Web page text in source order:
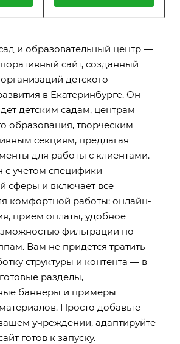
и образовательный центр —
сайт, созданный
детского
в Екатеринбурге. Он
детским садам, центрам
образования, творческим
секциям, предлагая
для работы с клиентами.
с учетом специфики
сферы и включает все
комфортной работы: онлайн-
прием оплаты, удобное
фильтрации по
Вам не придется тратить
структуры и контента — в
разделы,
баннеры и примеры
Просто добавьте
учреждении, адаптируйте
готов к запуску.